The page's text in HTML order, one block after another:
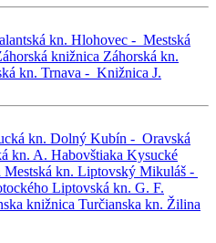
kn. Hlohovec - Mestská
knižnica Záhorská kn.
kn. Trnava - Knižnica J.
kn. Dolný Kubín - Oravská
kn. A. Habovštiaka Kysucké
Mestská kn. Liptovský Mikuláš -
Liptovská kn. G. F.
knižnica Turčianska kn. Žilina